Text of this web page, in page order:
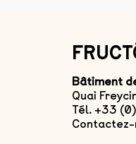
Bâtiment
Quai
Tél. +33